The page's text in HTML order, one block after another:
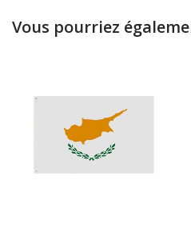
Vous pourriez